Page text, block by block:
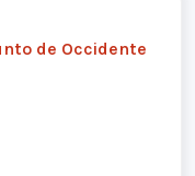
de Occidente